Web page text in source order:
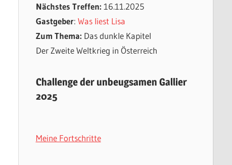
Nächstes Treffen: 16.11.2025
Gastgeber: Was liest Lisa
Zum Thema: Das dunkle Kapitel
Der Zweite Weltkrieg in Österreich
Challenge der unbeugsamen Gallier
2025
Meine Fortschritte